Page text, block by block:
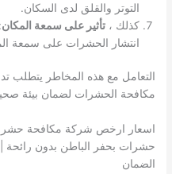
التوتر والقلق لدى السكان.
كذلك ،تأثير على سمعة المكان
انتشار الحشرات على سمعة
التعامل مع هذه المخاطر يتطلب
مكافحة الحشرات لضمان بيئة
اسعار ارخص شركة مكافحة
حشرات بحفر الباطن بدون
الضمان